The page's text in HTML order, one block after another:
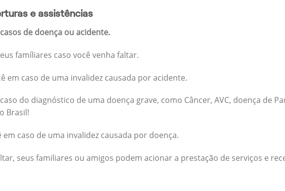
e assistências
de doença ou acidente.
famíliares caso você venha faltar.
em caso de uma invalidez causada por acidente.
do diagnóstico de uma doença grave, como Câncer, AVC, doença de
Brasil!
caso de uma invalidez causada por doença.
seus familiares ou amigos podem acionar a prestação de serviços e